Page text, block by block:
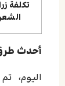
تكلفة
أحدث طرق
اليوم،